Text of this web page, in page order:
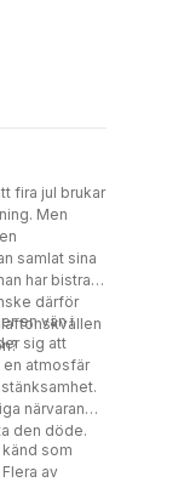
fira jul brukar
Men
samlat sina
har bistra
därför
en vän i
sig att
en atmosfär
närvarande
den döde.
känd som
av